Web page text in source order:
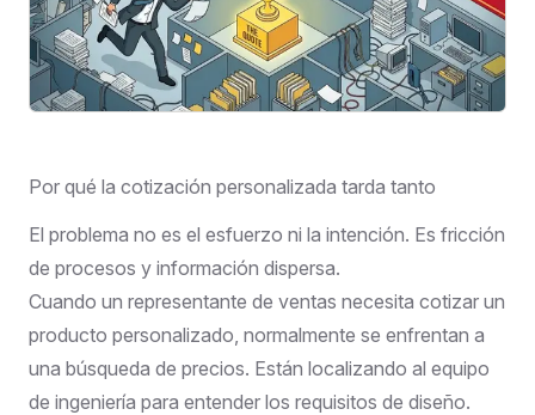
Por qué la cotización personalizada tarda tanto
El problema no es el esfuerzo ni la intención. Es fricción
de procesos y información dispersa.
Cuando un representante de ventas necesita cotizar un
producto personalizado, normalmente se enfrentan a
una búsqueda de precios. Están localizando al equipo
de ingeniería para entender los requisitos de diseño.